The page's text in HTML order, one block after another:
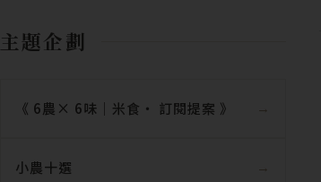
主題企劃
《 6農× 6味｜米食‧ 訂閱提案 》
小農十選